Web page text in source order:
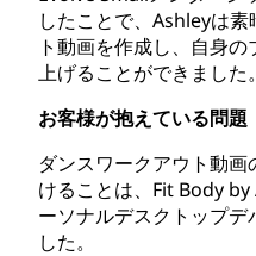
したことで、Ashleyは
ト動画を作成し、自身
上げることができました。
お客様が抱えている問題
ダンスワークアウト動
けることは、Fit Body
ーソナルデスクトップデ
した。